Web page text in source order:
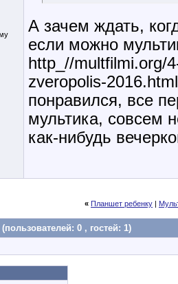
А зачем ждать,
если можно
http_//multfilmi.org/
zveropolis-
понравился, все
мультика, совсем
как-нибудь
« Планшет ребенку |
(пользователей: 0 , гостей: 1)